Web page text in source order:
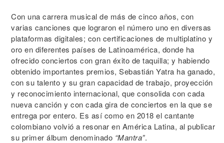
Con una carrera musical de más de cinco años, con
varias canciones que lograron el número uno en diversas
plataformas digitales; con certificaciones de multiplatino y
oro en diferentes países de Latinoamérica, donde ha
ofrecido conciertos con gran éxito de taquilla; y habiendo
obtenido importantes premios, Sebastián Yatra ha ganado,
con su talento y su gran capacidad de trabajo, proyección
y reconocimiento internacional, que consolida con cada
nueva canción y con cada gira de conciertos en la que se
entrega por entero. Es así como en 2018 el cantante
colombiano volvió a resonar en América Latina, al publicar
su primer álbum denominado “Mantra”.